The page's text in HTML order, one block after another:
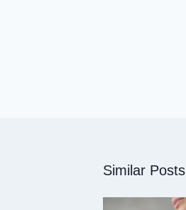
Similar Posts